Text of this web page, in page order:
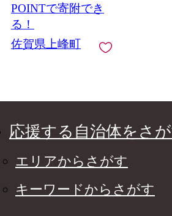
なぎのたれ タレ たれ
冷凍 ギフト プレゼン
ト 贈答用 簡単調理 人
気 おすすめ オススメ
POINTで寄附でき
る！
佐賀県上峰町
応援する自治体をさ
エリアからさがす
キーワードからさがす